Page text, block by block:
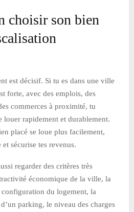
choisir son bien
est décisif. Si tu es dans une ville
forte, avec des emplois, des
commerces à proximité, tu
louer rapidement et durablement.
placé se loue plus facilement,
sécurise tes revenus.
regarder des critères très
économique de la ville, la
du logement, la
parking, le niveau des charges